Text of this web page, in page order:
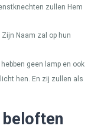
zullen Hem
Zijn Naam zal op hun
geen lamp en ook
hen. En zij zullen als
beloften